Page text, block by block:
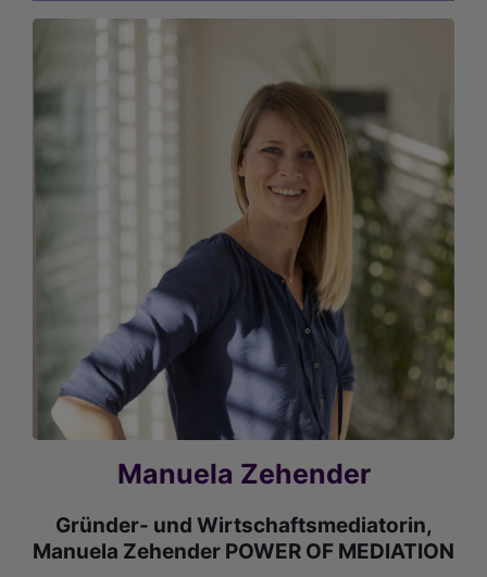
Manuela Zehender
Gründer- und Wirtschaftsmediatorin,
Manuela Zehender POWER OF MEDIATION